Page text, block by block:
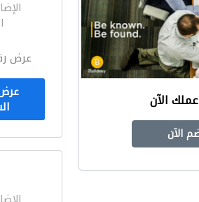
عرض
الآن
الآن